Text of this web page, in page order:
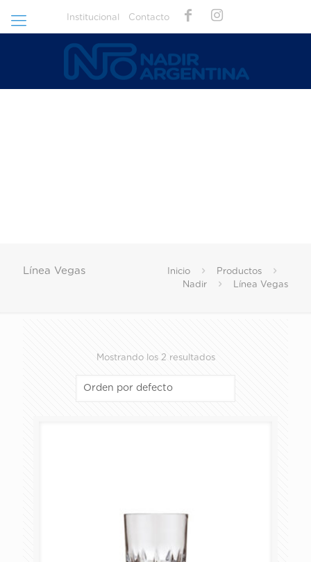
Institucional Contacto
Línea Vegas Inicio
Productos
Nadir
Línea Vegas
PLATOS Y TAZAS
Mostrando los 2 resultados